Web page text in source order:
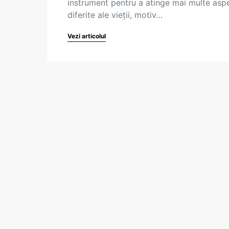
instrument pentru a atinge mai multe
diferite ale vieții, motiv…
Vezi articolul